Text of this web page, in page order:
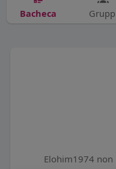
Bacheca
Elohim1974 non